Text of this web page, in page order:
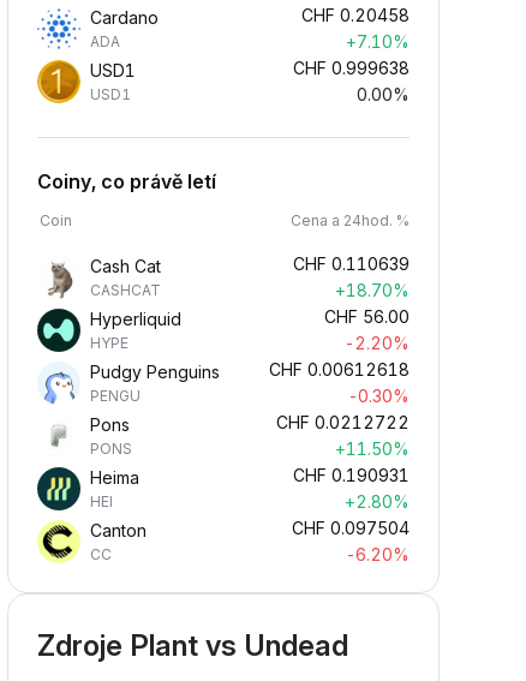
Cardano
ADA
CHF 0.20458
+7.10%
USD1
USD1
CHF 0.999638
0.00%
Coiny, co právě letí
Coin Cena a 24hod. %
Cash Cat
CASHCAT
CHF 0.110639
+18.70%
Hyperliquid
HYPE
CHF 56.00
-2.20%
Pudgy Penguins
PENGU
CHF 0.00612618
-0.30%
Pons
PONS
CHF 0.0212722
+11.50%
Heima
HEI
CHF 0.190931
+2.80%
Canton
CC
CHF 0.097504
-6.20%
Zdroje Plant vs Undead